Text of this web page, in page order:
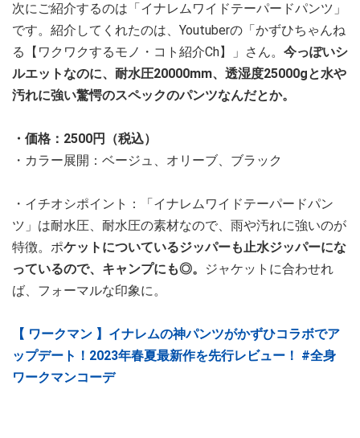
次にご紹介するのは「イナレムワイドテーパードパンツ」
です。紹介してくれたのは、Youtuberの「かずひちゃんね
る【ワクワクするモノ・コト紹介Ch】」さん。 今っぽいシ
ルエットなのに、耐水圧20000mm、透湿度25000gと水や
汚れに強い驚愕のスペックのパンツなんだとか。
・価格：2500円（税込）
・カラー展開：ベージュ、オリーブ、ブラック
・イチオシポイント：「イナレムワイドテーパードパン
ツ」は耐水圧、耐水圧の素材なので、雨や汚れに強いのが
特徴。ポケットについているジッパーも止水ジッパーにな
っているので、キャンプにも◎。
ジャケットに合わせれ
ば、フォーマルな印象に。
【 ワークマン 】イナレムの神パンツがかずひコラボでア
ップデート！2023年春夏最新作を先行レビュー！ #全身
ワークマンコーデ